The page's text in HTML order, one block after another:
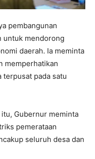
pembangunan
untuk mendorong
daerah. Ia meminta
memperhatikan
terpusat pada satu
Gubernur meminta
pemerataan
seluruh desa dan